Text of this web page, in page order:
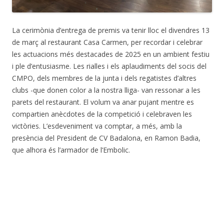
La cerimònia d’entrega de premis va tenir lloc el divendres 13
de març al restaurant Casa Carmen, per recordar i celebrar
les actuacions més destacades de 2025 en un ambient festiu
i ple d’entusiasme. Les rialles i els aplaudiments del socis del
CMPO, dels membres de la junta i dels regatistes d’altres
clubs -que donen color a la nostra lliga- van ressonar a les
parets del restaurant. El volum va anar pujant mentre es
compartien anècdotes de la competició i celebraven les
victòries. L’esdeveniment va comptar, a més, amb la
presència del President de CV Badalona, en Ramon Badia,
que alhora és l’armador de l’Embolic.